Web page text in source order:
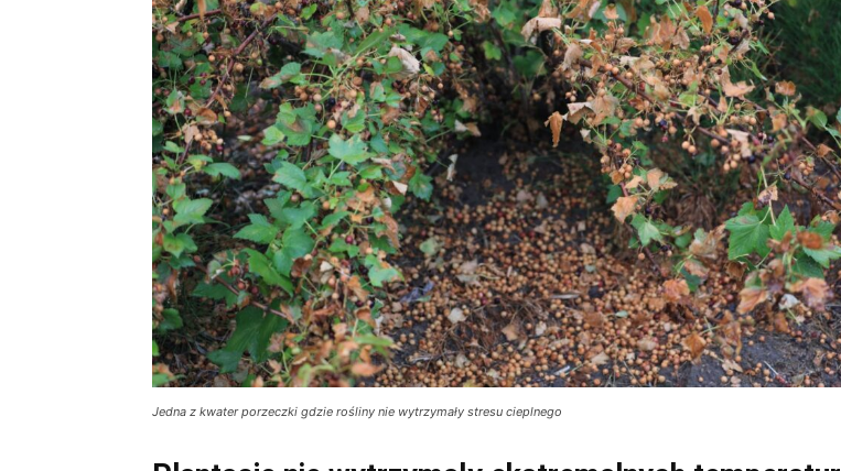
Jedna z kwater porzeczki gdzie rośliny nie wytrzymały stresu cieplnego